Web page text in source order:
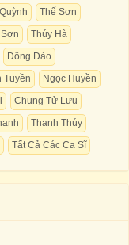
Thế Sơn
Thúy Hà
Đông Đào
Tuyền
Ngọc Huyền
Chung Tử Lưu
Thanh Thúy
Tất Cả Các Ca Sĩ